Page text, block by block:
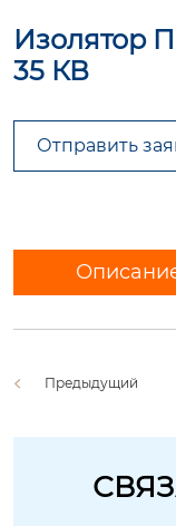
Изолятор
35 КВ
Отправить
Предыдущий